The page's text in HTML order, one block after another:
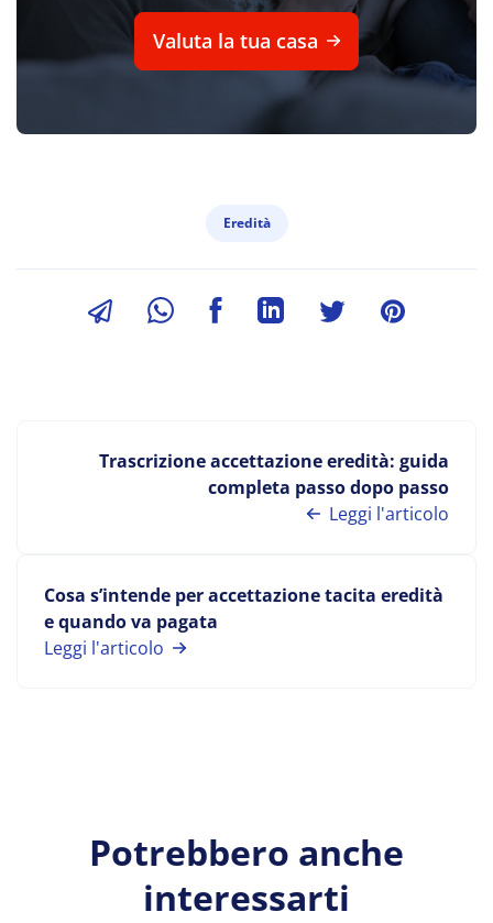
Valuta la tua casa
Eredità
Trascrizione accettazione eredità: guida
completa passo dopo passo
Leggi l'articolo
Cosa s’intende per accettazione tacita eredità
e quando va pagata
Leggi l'articolo
Potrebbero anche
interessarti